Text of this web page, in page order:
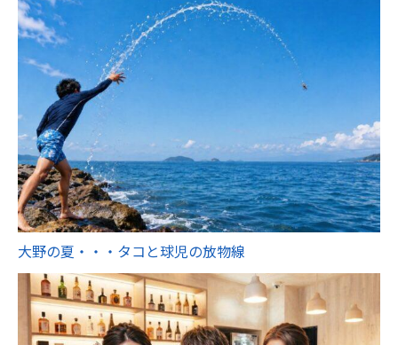
大野の夏・・・タコと球児の放物線